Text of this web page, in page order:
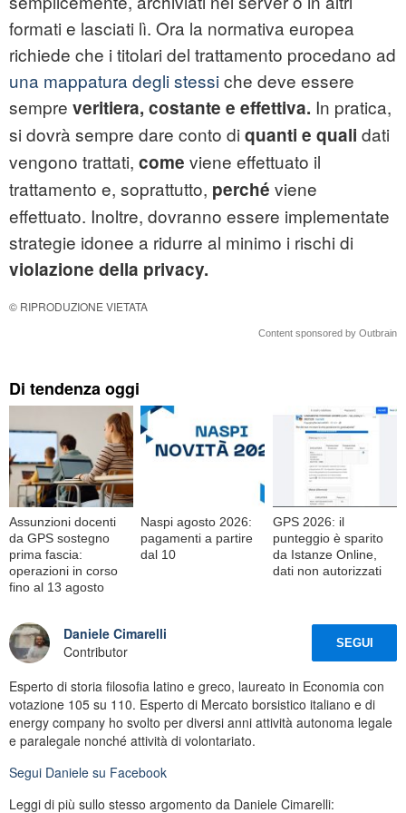
formati e lasciati lì. Ora la normativa europea
richiede che i titolari del trattamento procedano ad
una mappatura degli stessiche deve essere
sempre veritiera, costante e effettiva. In pratica,
si dovrà sempre dare conto di quanti e quali dati
vengono trattati, come viene effettuato il
trattamento e, soprattutto, perché viene
effettuato. Inoltre, dovranno essere implementate
strategie idonee a ridurre al minimo i rischi di
violazione della privacy.
© RIPRODUZIONE VIETATA
Content sponsored by Outbrain
Di tendenza oggi
Assunzioni docenti
da GPS sostegno
prima fascia:
operazioni in corso
fino al 13 agosto
Naspi agosto 2026:
pagamenti a partire
dal 10
GPS 2026: il
punteggio è sparito
da Istanze Online,
dati non autorizzati
Daniele Cimarelli
Contributor
SEGUI
Esperto di storia filosofia latino e greco, laureato in Economia con
votazione 105 su 110. Esperto di Mercato borsistico italiano e di
energy company ho svolto per diversi anni attività autonoma legale
e paralegale nonché attività di volontariato.
Segui Daniele su Facebook
Leggi di più sullo stesso argomento da Daniele Cimarelli: